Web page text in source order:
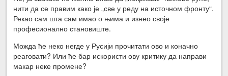
нити да се правим како је „све у реду на источном фронту“.
Рекао сам шта сам имао о њима и изнео своје
професионално становиште.
Можда ће неко негде у Русији прочитати ово и коначно
реаговати? Или ће бар искористи ову критику да направи
макар неке промене?